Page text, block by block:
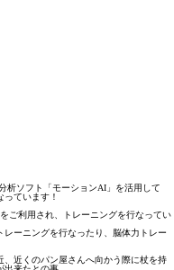
析ソフト「モーションAI」を活用して
っています！
ご利用され、トレーニングを行なってい
ーニングを行なったり、脳体力トレー
近くのパン屋さんへ向かう際に杖を持